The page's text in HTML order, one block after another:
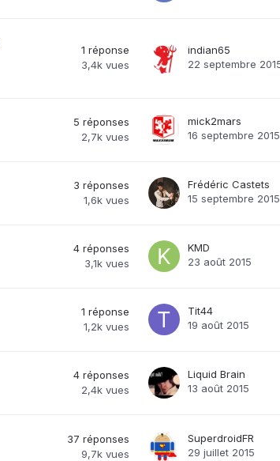
1 réponse
3,4k vues
indian65
22 septembre
5 réponses
2,7k vues
mick2mars
16 septembre 2015
3 réponses
1,6k vues
Frédéric Castets
15 septembre 2015
4 réponses
3,1k vues
KMD
23 août 2015
1 réponse
1,2k vues
Tit44
19 août 2015
4 réponses
2,4k vues
Liquid Brain
13 août 2015
37 réponses
9,7k vues
SuperdroidFR
29 juillet 2015